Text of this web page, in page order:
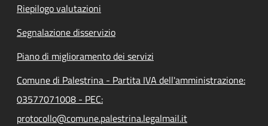
Riepilogo valutazioni
Segnalazione disservizio
Piano di miglioramento dei servizi
Comune di Palestrina - Partita IVA dell'amministrazione:
03577071008 - PEC:
protocollo@comune.palestrina.legalmail.it